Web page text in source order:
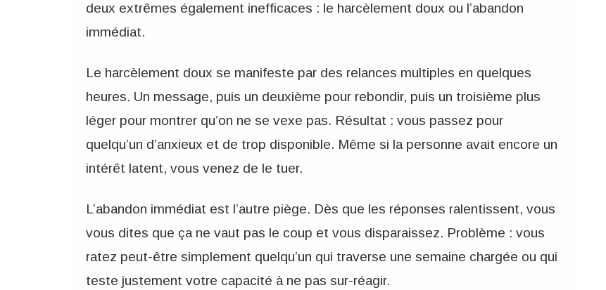
deux extrêmes également inefficaces : le harcèlement doux ou l’abandon
immédiat.
Le harcèlement doux se manifeste par des relances multiples en quelques
heures. Un message, puis un deuxième pour rebondir, puis un troisième plus
léger pour montrer qu’on ne se vexe pas. Résultat : vous passez pour
quelqu’un d’anxieux et de trop disponible. Même si la personne avait encore un
intérêt latent, vous venez de le tuer.
L’abandon immédiat est l’autre piège. Dès que les réponses ralentissent, vous
vous dites que ça ne vaut pas le coup et vous disparaissez. Problème : vous
ratez peut-être simplement quelqu’un qui traverse une semaine chargée ou qui
teste justement votre capacité à ne pas sur-réagir.